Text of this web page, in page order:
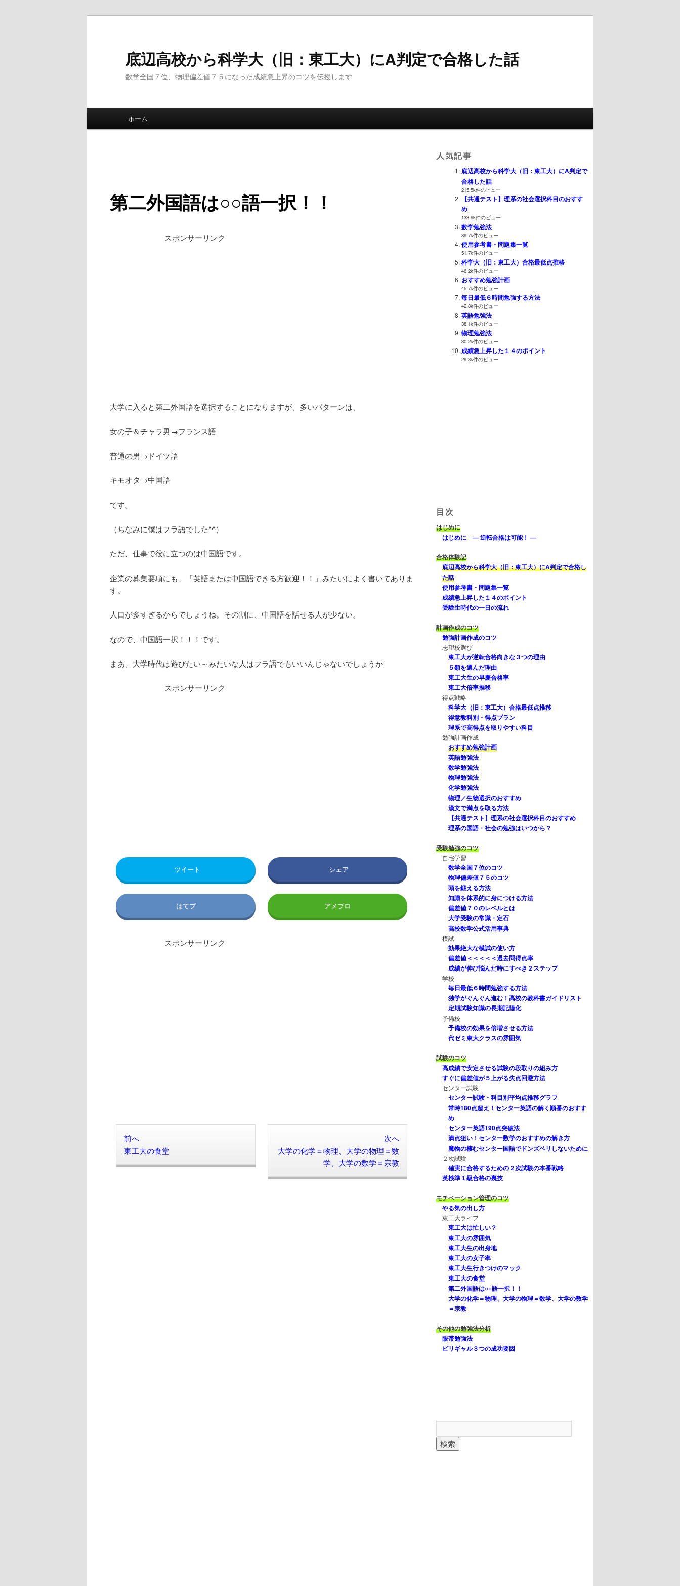
底辺高校から科学大（旧：東工大）にA判定で合格した話
数学全国７位、物理偏差値７５になった成績急上昇のコツを伝授します
メインメニューメインコンテンツへ移動
サブコンテンツへ移動
ホーム
第二外国語は○○語一択！！
スポンサーリンク
大学に入ると第二外国語を選択することになりますが、多いパターンは、
女の子＆チャラ男→フランス語
普通の男→ドイツ語
キモオタ→中国語
です。
（ちなみに僕はフラ語でした^^）
ただ、仕事で役に立つのは中国語です。
企業の募集要項にも、「英語または中国語できる方歓迎！！」みたいによく書いてありま
す。
人口が多すぎるからでしょうね。その割に、中国語を話せる人が少ない。
なので、中国語一択！！！です。
まあ、大学時代は遊びたい～みたいな人はフラ語でもいいんじゃないでしょうか
スポンサーリンク
ツイート シェア
はてブ アメブロ
スポンサーリンク
前へ
東工大の食堂
次へ
大学の化学＝物理、大学の物理＝数
学、大学の数学＝宗教
人気記事
底辺高校から科学大（旧：東工大）にA判定で
合格した話
215.5k件のビュー
【共通テスト】理系の社会選択科目のおすす
め
133.9k件のビュー
数学勉強法
89.7k件のビュー
使用参考書・問題集一覧
51.7k件のビュー
科学大（旧：東工大）合格最低点推移
46.2k件のビュー
おすすめ勉強計画
45.7k件のビュー
毎日最低６時間勉強する方法
42.8k件のビュー
英語勉強法
38.1k件のビュー
物理勉強法
30.2k件のビュー
成績急上昇した１４のポイント
29.3k件のビュー
目次
はじめに
はじめに — 逆転合格は可能！ —
合格体験記
底辺高校から科学大（旧：東工大）にA判定で合格し
た話
使用参考書・問題集一覧
成績急上昇した１４のポイント
受験生時代の一日の流れ
計画作成のコツ
勉強計画作成のコツ
志望校選び
東工大が逆転合格向きな３つの理由
５類を選んだ理由
東工大生の早慶合格率
東工大倍率推移
得点戦略
科学大（旧：東工大）合格最低点推移
得意教科別・得点プラン
理系で高得点を取りやすい科目
勉強計画作成
おすすめ勉強計画
英語勉強法
数学勉強法
物理勉強法
化学勉強法
物理／生物選択のおすすめ
漢文で満点を取る方法
【共通テスト】理系の社会選択科目のおすすめ
理系の国語・社会の勉強はいつから？
受験勉強のコツ
自宅学習
数学全国７位のコツ
物理偏差値７５のコツ
頭を鍛える方法
知識を体系的に身につける方法
偏差値７０のレベルとは
大学受験の常識・定石
高校数学公式活用事典
模試
効果絶大な模試の使い方
偏差値＜＜＜＜＜過去問得点率
成績が伸び悩んだ時にすべき２ステップ
学校
毎日最低６時間勉強する方法
独学がぐんぐん進む！高校の教科書ガイドリスト
定期試験知識の長期記憶化
予備校
予備校の効果を倍増させる方法
代ゼミ東大クラスの雰囲気
試験のコツ
高成績で安定させる試験の段取りの組み方
すぐに偏差値が５上がる失点回避方法
センター試験
センター試験・科目別平均点推移グラフ
常時180点超え！センター英語の解く順番のおすす
め
センター英語190点突破法
満点狙い！センター数学のおすすめの解き方
魔物の棲むセンター国語でドンズベリしないために
２次試験
確実に合格するための２次試験の本番戦略
英検準１級合格の裏技
モチベーション管理のコツ
やる気の出し方
東工大ライフ
東工大は忙しい？
東工大の雰囲気
東工大生の出身地
東工大の女子率
東工大生行きつけのマック
東工大の食堂
第二外国語は○○語一択！！
大学の化学＝物理、大学の物理＝数学、大学の数学
＝宗教
その他の勉強法分析
眼帯勉強法
ビリギャル３つの成功要因